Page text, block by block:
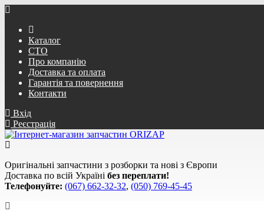
Каталог
СТО
Про компанію
Доставка та оплата
Гарантія та повернення
Контакти
Вхід
Реєстрація
Оригінальні запчастини з розборки та нові з Європи
Доставка по всій Україні без переплати!
Телефонуйте: (067) 662-32-32, (050) 769-45-45